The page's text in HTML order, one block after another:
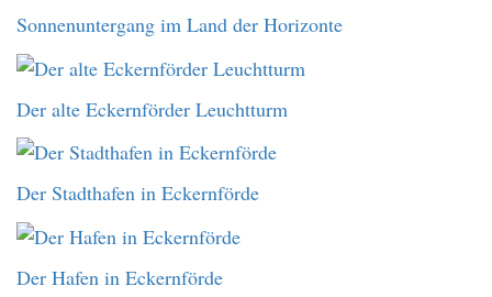
Sonnenuntergang im Land der Horizonte
Der alte Eckernförder Leuchtturm
Der Stadthafen in Eckernförde
Der Hafen in Eckernförde